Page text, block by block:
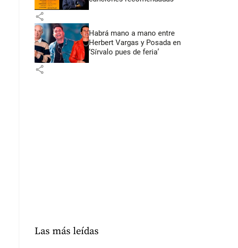
share
Habrá mano a mano entre
Herbert Vargas y Posada en
‘Sírvalo pues de feria’
share
Las más leídas